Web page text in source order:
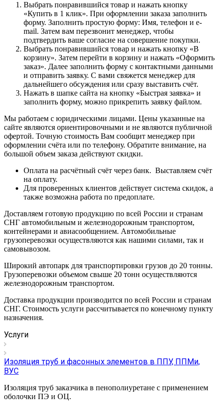
Выбрать понравившийся товар и нажать кнопку
«Купить в 1 клик». При оформлении заказа заполнить
форму. Заполнить простую форму: Имя, телефон и e-
mail. Затем вам перезвонит менеджер, чтобы
подтвердить ваше согласие на совершение покупки.
Выбрать понравившийся товар и нажать кнопку «В
корзину». Затем перейти в корзину и нажать «Оформить
заказ». Далее заполнить форму с контактными данными
и отправить заявку. С вами свяжется менеджер для
дальнейшего обсуждения или сразу выставить счёт.
Нажать в шапке сайта на кнопку «Быстрая заявка» и
заполнить форму, можно прикрепить заявку файлом.
Мы работаем с юридическими лицами. Цены указанные на
сайте являются ориентировочными и не являются публичной
офертой. Точную стоимость Вам сообщит менеджер при
оформлении счёта или по телефону. Обратите внимание, на
большой объем заказа действуют скидки.
Оплата на расчётный счёт через банк. Выставляем счёт
на оплату.
Для проверенных клиентов действует система скидок, а
также возможна работа по предоплате.
Доставляем готовую продукцию по всей России и странам
СНГ автомобильным и железнодорожным транспортом,
контейнерами и авиасообщением. Автомобильные
грузоперевозки осуществляются как нашими силами, так и
самовывозом.
Широкий автопарк для транспортировки грузов до 20 тонны.
Грузоперевозки объемом свыше 20 тонн осуществляются
железнодорожным транспортом.
Доставка продукции производится по всей России и странам
СНГ. Стоимость услуги рассчитывается по конечному пункту
назначения.
Услуги
Изоляция труб и фасонных элементов в ППУ, ППМи,
ВУС
Изоляция труб заказчика в пенополиуретане с применением
оболочки ПЭ и ОЦ.